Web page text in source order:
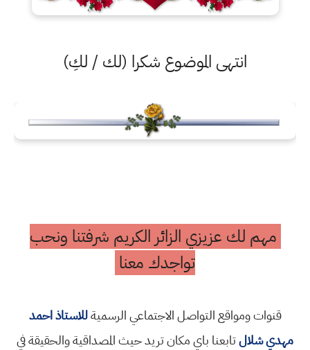
انتهى الموضوع شكرا (لك / لكِ)
مهم لك عزيزي الزائر الكريم شرفتنا ونحب
تواجدك معنا
قنوات ومواقع التواصل الاجتماعي الرسميةللاستاذ احمد
مهدي شلالتابعنا باي مكان تريد حيث المصداقية والحقيقة في